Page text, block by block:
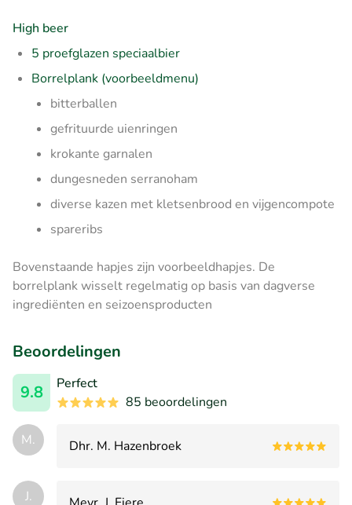
High beer
5 proefglazen speciaalbier
Borrelplank (voorbeeldmenu)
bitterballen
gefrituurde uienringen
krokante garnalen
dungesneden serranoham
diverse kazen met kletsenbrood en vijgencompote
spareribs
Bovenstaande hapjes zijn voorbeeldhapjes. De
borrelplank wisselt regelmatig op basis van dagverse
ingrediënten en seizoensproducten
Beoordelingen
9.8
Perfect
85 beoordelingen
M. Dhr. M. Hazenbroek
J.